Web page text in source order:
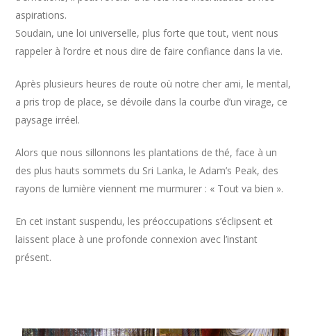
aspirations.
Soudain, une loi universelle, plus forte que tout, vient nous
rappeler à l’ordre et nous dire de faire confiance dans la vie.
Après plusieurs heures de route où notre cher ami, le mental,
a pris trop de place, se dévoile dans la courbe d’un virage, ce
paysage irréel.
Alors que nous sillonnons les plantations de thé, face à un
des plus hauts sommets du Sri Lanka, le Adam’s Peak, des
rayons de lumière viennent me murmurer : « Tout va bien ».
En cet instant suspendu, les préoccupations s’éclipsent et
laissent place à une profonde connexion avec l’instant
présent.